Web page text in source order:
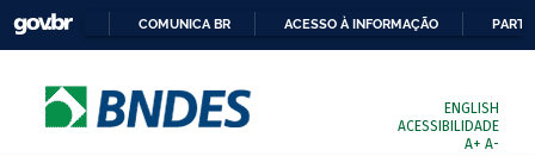
COMUNICA BR ACESSO À INFORMAÇÃO
ENGLISH
ACESSIBILIDADE
A+ A-